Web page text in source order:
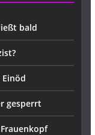
bald
gesperrt